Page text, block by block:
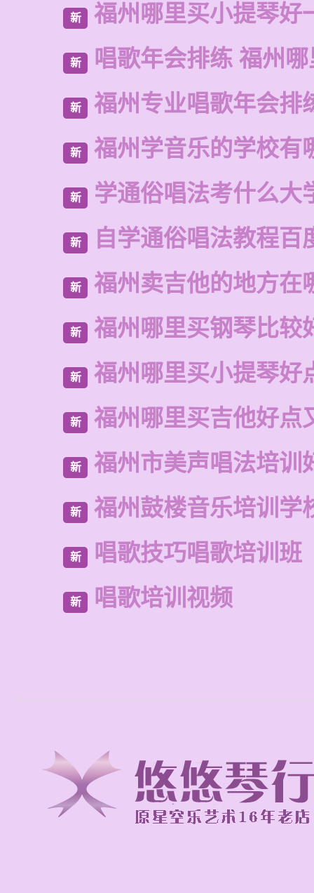
新 福州哪里买小提琴好
新 唱歌年会排练 福州
新 福州专业唱歌年会排
新 福州学音乐的学校有
新 学通俗唱法考什么大
新 自学通俗唱法教程百
新 福州卖吉他的地方在
新 福州哪里买钢琴比较
新 福州哪里买小提琴好
新 福州哪里买吉他好点
新 福州市美声唱法培训
新 福州鼓楼音乐培训学
新 唱歌技巧唱歌培训班
新 唱歌培训视频